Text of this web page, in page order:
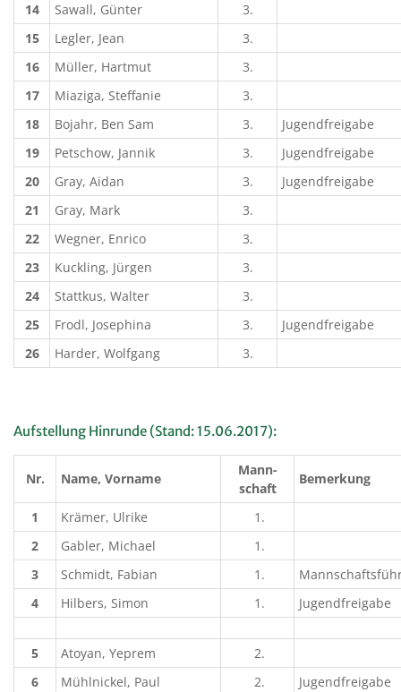
14
Sawall, Günter
3.
15
Legler, Jean
3.
16
Müller, Hartmut
3.
17
Miaziga, Steffanie
3.
18
Bojahr, Ben Sam 3.
Jugendfreigabe
19
Petschow, Jannik 3.
Jugendfreigabe
20
Gray, Aidan 3.
Jugendfreigabe
21
Gray, Mark
3.
22
Wegner, Enrico
3.
23
Kuckling, Jürgen
3.
24
Stattkus, Walter
3.
25
Frodl, Josephina 3.
Jugendfreigabe
26
Harder, Wolfgang 3.
Aufstellung Hinrunde (Stand: 15.06.2017):
Nr. Name, Vorname
Mann-
schaft
Bemerkung
1 Krämer, Ulrike
1.
2
Gabler, Michael
1.
3
Schmidt, Fabian 1.
4
Hilbers, Simon 1. Jugendfreigabe
5 Atoyan, Yeprem
2.
6
Mühlnickel, Paul 2.
Jugendfreigabe